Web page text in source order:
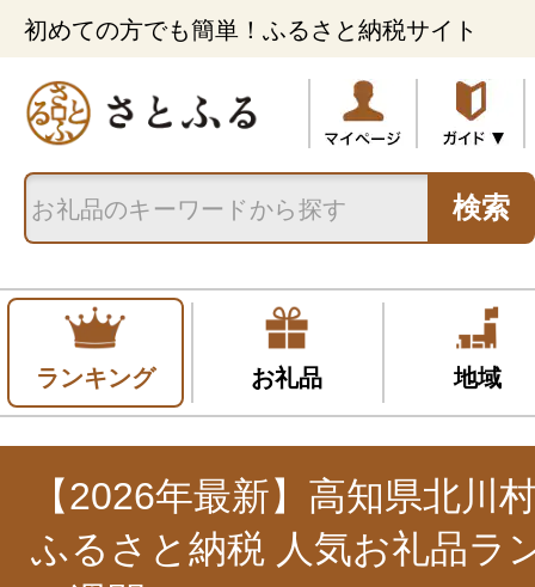
初めての方でも簡単！ふるさと納税サイト
検索
ランキング お礼品 地域
【2026年最新】高知県北川
ふるさと納税 人気お礼品ラ